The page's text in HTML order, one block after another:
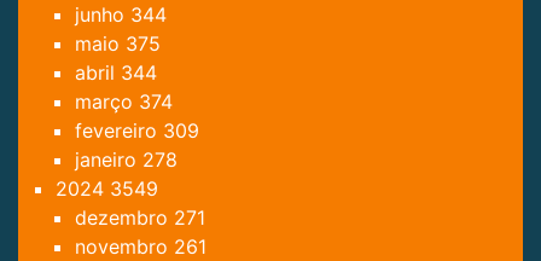
junho 344
maio 375
abril 344
março 374
fevereiro 309
janeiro 278
2024 3549
dezembro 271
novembro 261